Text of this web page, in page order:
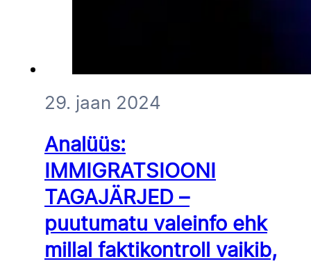
29. jaan 2024
Analüüs:
IMMIGRATSIOONI
TAGAJÄRJED –
puutumatu valeinfo ehk
millal faktikontroll vaikib,